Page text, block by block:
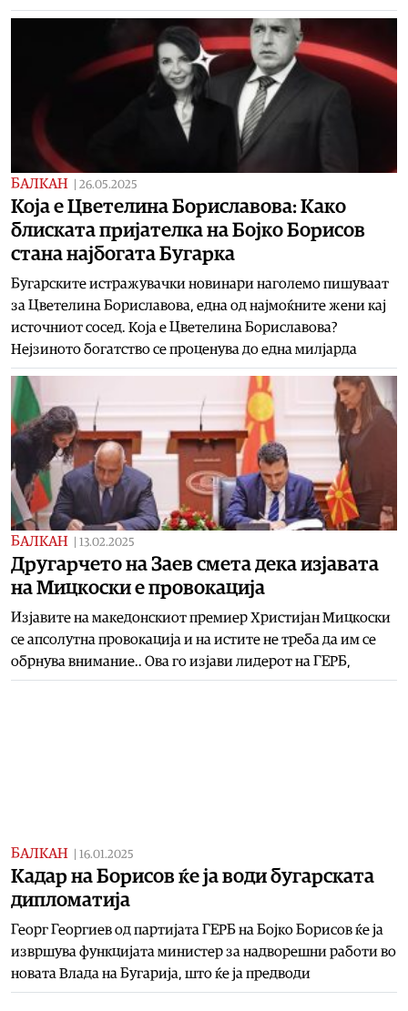
БАЛКАН 26.05.2025
Која е Цветелина Бориславова: Kaко
блиската пријателка на Бојко Борисов
стана најбогата Бугарка
Бугарските истражувачки новинари наголемо пишуваат
за Цветелина Бориславова, една од најмоќните жени кај
источниот сосед. Која е Цветелина Бориславова?
Нејзиното богатство се проценува до една милјарда
БАЛКАН 13.02.2025
Другарчето на Заев смета дека изјавата
на Мицкоски е провокација
Изјавите на македонскиот премиер Христијан Мицкоски
се апсолутна провокација и на истите не треба да им се
обрнува внимание.. Ова го изјави лидерот на ГЕРБ,
БАЛКАН 16.01.2025
Кадар на Борисов ќе ја води бугарската
дипломатија
Георг Георгиев од партијата ГЕРБ на Бојко Борисов ќе ја
извршува функцијата министер за надворешни работи во
новата Влада на Бугарија, што ќе ја предводи